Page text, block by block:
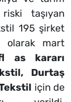
taşıyan
195 şirket
olarak mart
as kararı
Durtaş
için de